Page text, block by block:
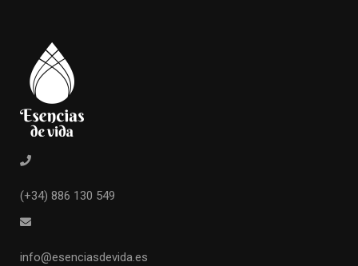
(+34) 886 130 549
info@esenciasdevida.es